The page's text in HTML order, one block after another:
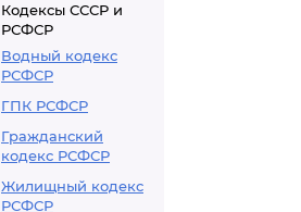
Кодексы СССР и
РСФСР
Водный кодекс
РСФСР
ГПК РСФСР
Гражданский
кодекс РСФСР
Жилищный кодекс
РСФСР